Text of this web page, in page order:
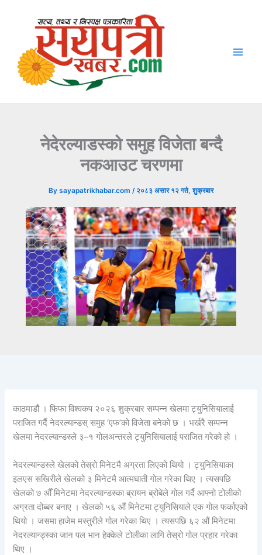
नेदेरल्याडस्को समुह विजेता बन्दै
नकआउट चरणमा
By sayapatrikhabar.com / २०८३ असार १२ गते, शुक्रबार
काठमाडौं । फिफा विश्वकप २०२६ शुक्रबार सम्पन्न खेलमा ट्युनिसियालाई
पराजित गर्दै नेदरल्यान्डस् समुह ‘एफ’को विजेता बनेको छ । भर्खरै सम्पन्न
खेलमा नेदरल्यान्डस्ले ३–१ गोलअन्तरले ट्युनिसियालाई पराजित गरेको हो ।
नेदरल्यान्डस्ले खेलको तेस्रो मिनेटमै अग्रता लिएको थियो । ट्युनिसियाका
इलएस सखिरीले खेलको ३ मिनेटमै आत्मघाती गोल गरेका थिए । त्यसपछि
खेलको ७ औँ मिनेटमा नेदरल्यान्डस्का ब्रायन ब्रोबेले गोल गर्दै आफ्नो टोलीको
अग्रता दोब्बर बनाए । खेलको ५६ औं मिनेटमा ट्युनिसियाले एक गोल फर्काएको
थियो । जसमा हाजेम मस्तुरीले गोल गरेका थिए । त्यसपछि ६२ औं मिनेटमा
नेदरल्यान्ड्स्का जान पल भान हेक्केले टोलीका लागि तेस्रो गोल प्रहार गरेका
थिए ।